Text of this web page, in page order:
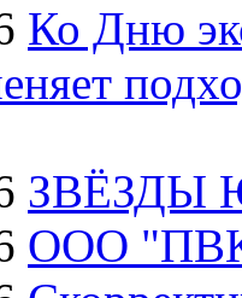
Ко Дню
ЗВЁЗДЫ
ООО